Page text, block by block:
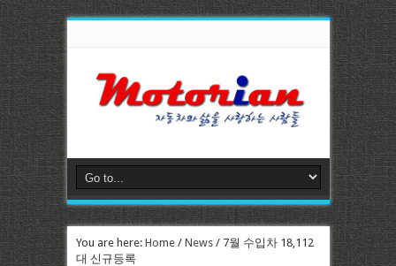
You are here: Home/ News/ 7월 수입차 18,112
대 신규등록